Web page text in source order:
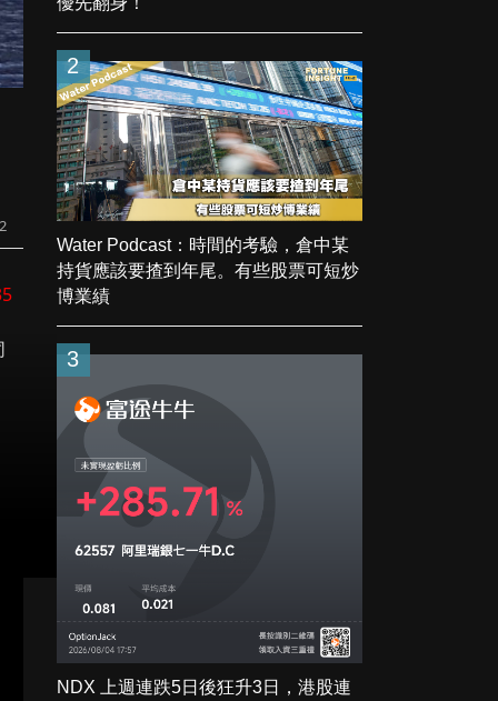
2
Water Podcast：時間的考驗，倉中某
持貨應該要揸到年尾。有些股票可短炒
博業績
3
NDX 上週連跌5日後狂升3日，港股連